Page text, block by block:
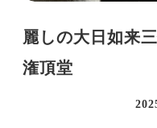
麗しの大日如
潅頂堂
投